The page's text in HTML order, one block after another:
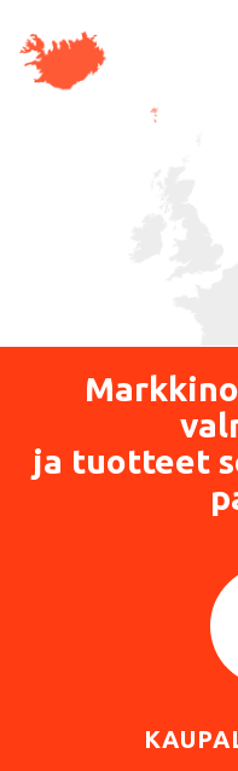
ja tuotteet